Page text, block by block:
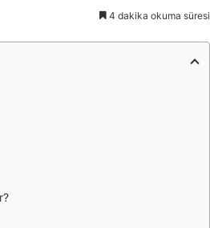
4 dakika okuma süresi